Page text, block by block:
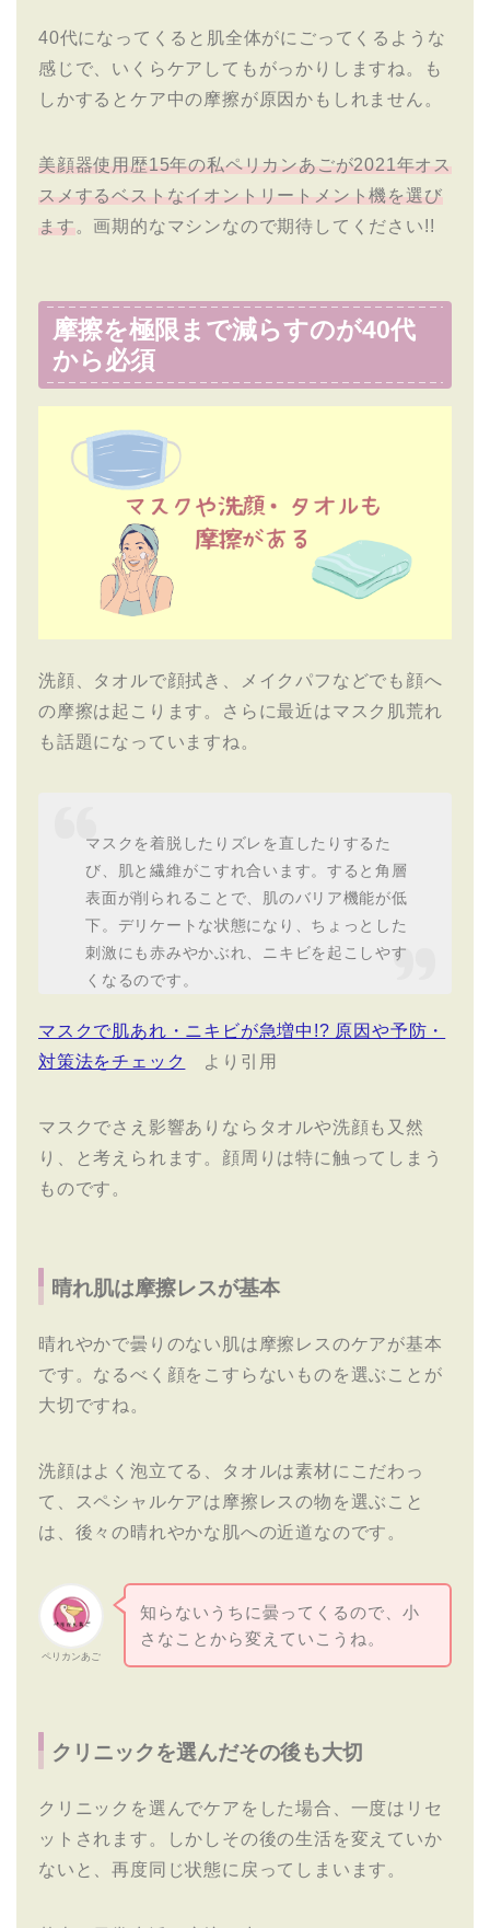
40代になってくると肌全体がにごってくるような
感じで、いくらケアしてもがっかりしますね。も
しかするとケア中の摩擦が原因かもしれません。
美顔器使用歴15年の私ペリカンあごが2021年オス
スメするベストなイオントリートメント機を選び
ます。画期的なマシンなので期待してください!!
摩擦を極限まで減らすのが40代
から必須
洗顔、タオルで顔拭き、メイクパフなどでも顔へ
の摩擦は起こります。さらに最近はマスク肌荒れ
も話題になっていますね。
マスクを着脱したりズレを直したりするた
び、肌と繊維がこすれ合います。すると角層
表面が削られることで、肌のバリア機能が低
下。デリケートな状態になり、ちょっとした
刺激にも赤みやかぶれ、ニキビを起こしやす
くなるのです。
マスクで肌あれ・ニキビが急増中!? 原因や予防・
対策法をチェック
より引用
マスクでさえ影響ありならタオルや洗顔も又然
り、と考えられます。顔周りは特に触ってしまう
ものです。
晴れ肌は摩擦レスが基本
晴れやかで曇りのない肌は摩擦レスのケアが基本
です。なるべく顔をこすらないものを選ぶことが
大切ですね。
洗顔はよく泡立てる、タオルは素材にこだわっ
て、スペシャルケアは摩擦レスの物を選ぶこと
は、後々の晴れやかな肌への近道なのです。
ペリカンあご
知らないうちに曇ってくるので、小
さなことから変えていこうね。
クリニックを選んだその後も大切
クリニックを選んでケアをした場合、一度はリセ
ットされます。しかしその後の生活を変えていか
ないと、再度同じ状態に戻ってしまいます。